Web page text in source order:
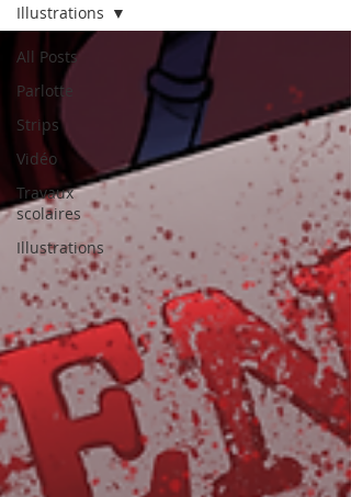
All Posts
Parlotte
Strips
Vidéo
Travaux
scolaires
Illustrations
Illustrations